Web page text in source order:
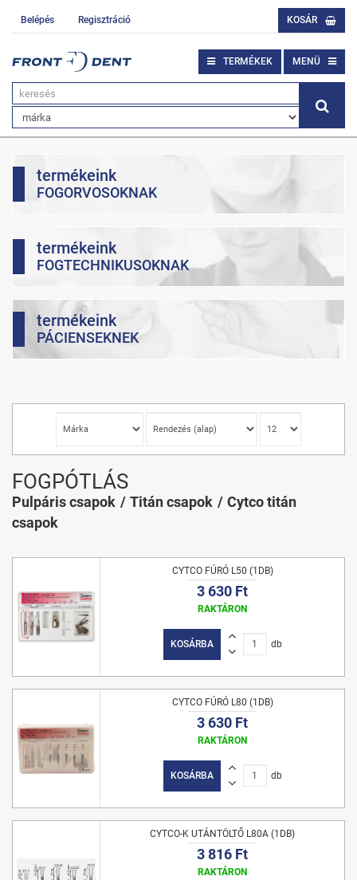
Belépés Regisztráció KOSÁR
TERMÉKEK MENÜ
termékeink
FOGORVOSOKNAK
termékeink
FOGTECHNIKUSOKNAK
termékeink
PÁCIENSEKNEK
FOGPÓTLÁS
Pulpáris csapok Titán csapok
Cytco titán
csapok
CYTCO FÚRÓ L50 (1DB)
3 630 Ft
RAKTÁRON
KOSÁRBA db
CYTCO FÚRÓ L80 (1DB)
3 630 Ft
RAKTÁRON
KOSÁRBA db
CYTCO-K UTÁNTÖLTŐ L80A (1DB)
3 816 Ft
RAKTÁRON